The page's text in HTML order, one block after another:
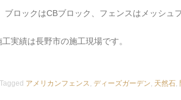
ロックはCBブロック、フェンスはメッシュ
実績は長野市の施工現場です。
アメリカンフェンス, ディーズガーデン, 天然石,